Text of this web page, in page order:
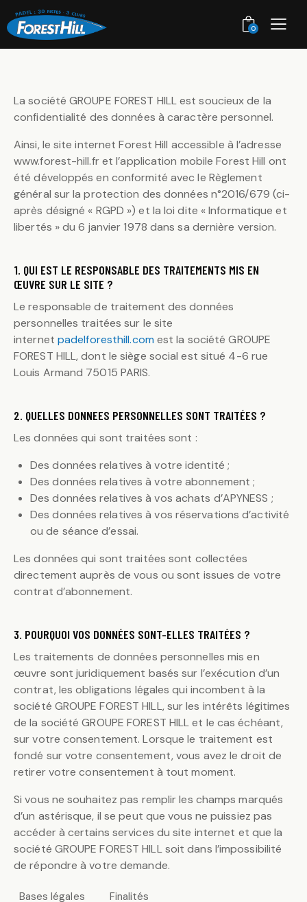
0
La société GROUPE FOREST HILL est soucieux de la
confidentialité des données à caractère personnel.
Ainsi, le site internet Forest Hill accessible à l’adresse
www.forest-hill.fr et l’application mobile Forest Hill ont
été développés en conformité avec le Règlement
général sur la protection des données n°2016/679 (ci-
après désigné « RGPD ») et la loi dite « Informatique et
libertés » du 6 janvier 1978 dans sa dernière version.
1. QUI EST LE RESPONSABLE DES TRAITEMENTS MIS EN
ŒUVRE SUR LE SITE ?
Le responsable de traitement des données
personnelles traitées sur le site
internet padelforesthill.com est la société GROUPE
FOREST HILL, dont le siège social est situé 4-6 rue
Louis Armand 75015 PARIS.
2. QUELLES DONNEES PERSONNELLES SONT TRAITÉES ?
Les données qui sont traitées sont :
Des données relatives à votre identité ;
Des données relatives à votre abonnement ;
Des données relatives à vos achats d’APYNESS ;
Des données relatives à vos réservations d’activité
ou de séance d’essai.
Les données qui sont traitées sont collectées
directement auprès de vous ou sont issues de votre
contrat d’abonnement.
3. POURQUOI VOS DONNÉES SONT-ELLES TRAITÉES ?
Les traitements de données personnelles mis en
œuvre sont juridiquement basés sur l’exécution d’un
contrat, les obligations légales qui incombent à la
société GROUPE FOREST HILL, sur les intérêts légitimes
de la société GROUPE FOREST HILL et le cas échéant,
sur votre consentement. Lorsque le traitement est
fondé sur votre consentement, vous avez le droit de
retirer votre consentement à tout moment.
Si vous ne souhaitez pas remplir les champs marqués
d’un astérisque, il se peut que vous ne puissiez pas
accéder à certains services du site internet et que la
société GROUPE FOREST HILL soit dans l’impossibilité
de répondre à votre demande.
Bases légales Finalités